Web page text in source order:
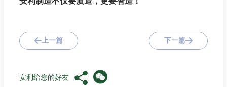
上一篇 下一篇
安利给您的好友